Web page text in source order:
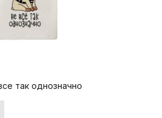
так однозначно